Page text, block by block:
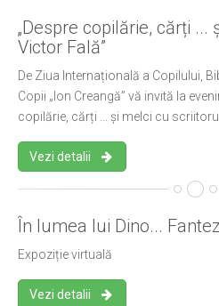
„Despre copilărie, cărți
Victor Fală”
De Ziua Internațională a Copilului,
Copii „Ion Creangă” vă invită la
copilărie, cărți ... și melci cu
Vezi detalii
În lumea lui Dino...
Expoziție virtuală
Vezi detalii